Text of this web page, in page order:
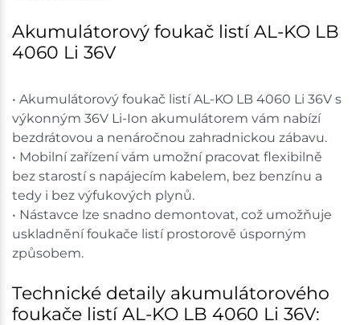
Akumulátorový foukač listí AL-KO LB
4060 Li 36V
• Akumulátorový foukač listí AL-KO LB 4060 Li 36V s
výkonným 36V Li-Ion akumulátorem vám nabízí
bezdrátovou a nenáročnou zahradnickou zábavu.
• Mobilní zařízení vám umožní pracovat flexibilně
bez starostí s napájecím kabelem, bez benzínu a
tedy i bez výfukových plynů.
• Nástavce lze snadno demontovat, což umožňuje
uskladnění foukače listí prostorově úsporným
způsobem.
Technické detaily akumulátorového
foukače listí AL-KO LB 4060 Li 36V: